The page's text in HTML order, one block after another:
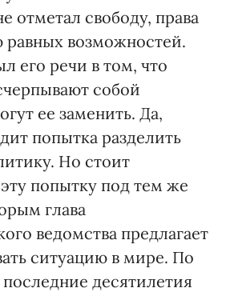
отметал свободу, права
равных возможностей.
его речи в том, что
собой
ее заменить. Да,
попытка разделить
Но стоит
попытку под тем же
глава
ведомства предлагает
ситуацию в мире. По
десятилетия